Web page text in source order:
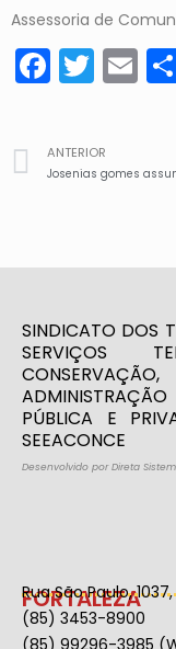
Assessoria de
ANTERIOR
SINDICATO DOS
SERVIÇOS
PÚBLICA E
SEEACONCE
Desenvolvido por Direta
FORTALEZA
Rua São Paulo,
(85) 3453-8900